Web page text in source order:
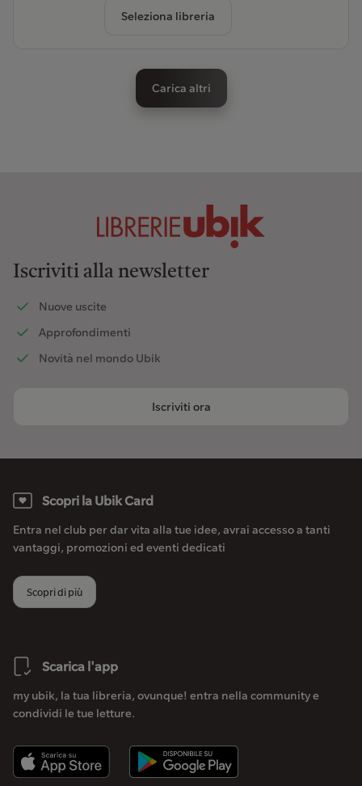
Seleziona libreria
Carica altri
Iscriviti alla newsletter
Nuove uscite
Approfondimenti
Novità nel mondo Ubik
Iscriviti ora
Scopri la Ubik Card
Entra nel club per dar vita alla tue idee, avrai accesso a tanti
vantaggi, promozioni ed eventi dedicati
Scopri di più
Scarica l'app
my ubik, la tua libreria, ovunque! entra nella community e
condividi le tue letture.